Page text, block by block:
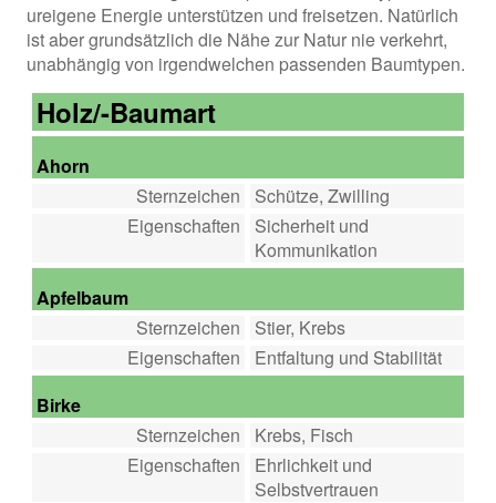
ureigene Energie unterstützen und freisetzen. Natürlich
ist aber grundsätzlich die Nähe zur Natur nie verkehrt,
unabhängig von irgendwelchen passenden Baumtypen.
Holz/-Baumart
Ahorn
Sternzeichen
Schütze, Zwilling
Eigenschaften
Sicherheit und
Kommunikation
Apfelbaum
Sternzeichen
Stier, Krebs
Eigenschaften
Entfaltung und Stabilität
Birke
Sternzeichen
Krebs, Fisch
Eigenschaften
Ehrlichkeit und
Selbstvertrauen